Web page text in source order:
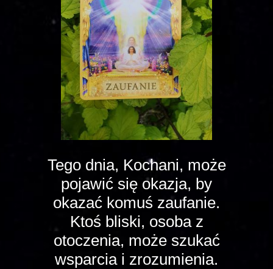
Tego dnia, Kochani, może
pojawić się okazja, by
okazać komuś zaufanie.
Ktoś bliski, osoba z
otoczenia, może szukać
wsparcia i zrozumienia.